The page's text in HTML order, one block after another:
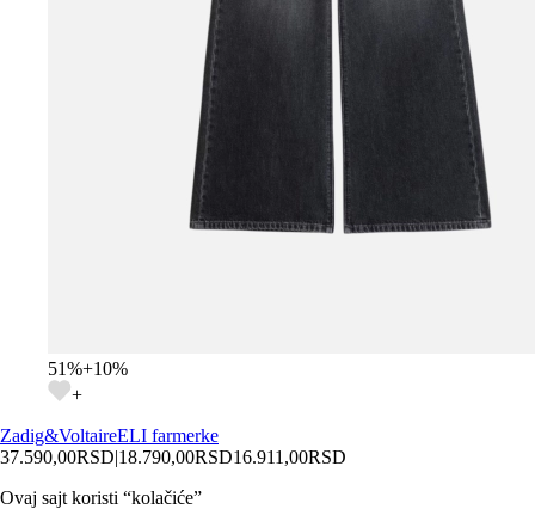
51%+10%
+
Zadig&VoltaireELI farmerke
37.590,00RSD|18.790,00RSD16.911,00RSD
Ovaj sajt koristi “kolačiće”